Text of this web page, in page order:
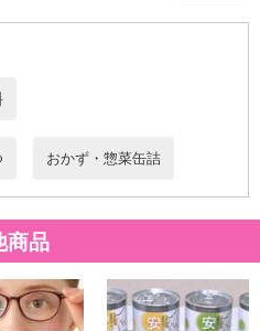
、様々なお料理に幅広く使えま
うに工夫をした、こだわりのホタ
■
食べ物です！
てもオススメです！
います）
テ、是非ご賞味下さい！
おかず・惣菜缶詰
商品